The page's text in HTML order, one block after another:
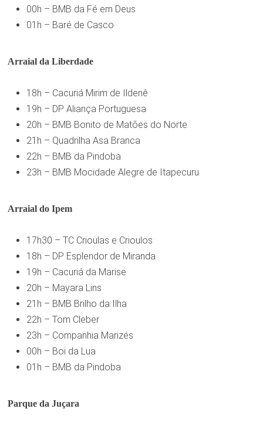
00h – BMB da Fé em Deus
01h – Baré de Casco
Arraial da Liberdade
18h – Cacuriá Mirim de Ildenê
19h – DP Aliança Portuguesa
20h – BMB Bonito de Matões do Norte
21h – Quadrilha Asa Branca
22h – BMB da Pindoba
23h – BMB Mocidade Alegre de Itapecuru
Arraial do Ipem
17h30 – TC Crioulas e Crioulos
18h – DP Esplendor de Miranda
19h – Cacuriá da Marise
20h – Mayara Lins
21h – BMB Brilho da Ilha
22h – Tom Cleber
23h – Companhia Marizés
00h – Boi da Lua
01h – BMB da Pindoba
Parque da Juçara